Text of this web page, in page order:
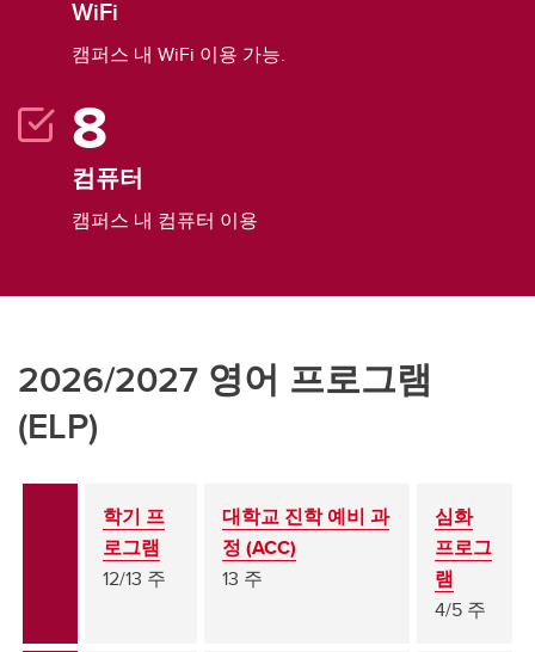
WiFi
캠퍼스 내 WiFi 이용 가능.
컴퓨터
캠퍼스 내 컴퓨터 이용
2026/2027 영어 프로그램
(ELP)
학기 프
로그램
12/13 주
대학교 진학 예비 과
정 (ACC)
13 주
심화
프로그
램
4/5 주